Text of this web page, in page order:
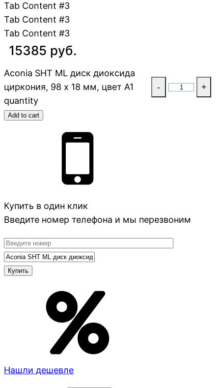
Tab Content #3
Tab Content #3
Tab Content #3
15385 руб.
Aconia SHT ML диск диоксида
циркония, 98 x 18 мм, цвет A1
quantity
- +
Add to cart
Купить в один клик
Введите номер телефона и мы перезвоним
Нашли дешевле